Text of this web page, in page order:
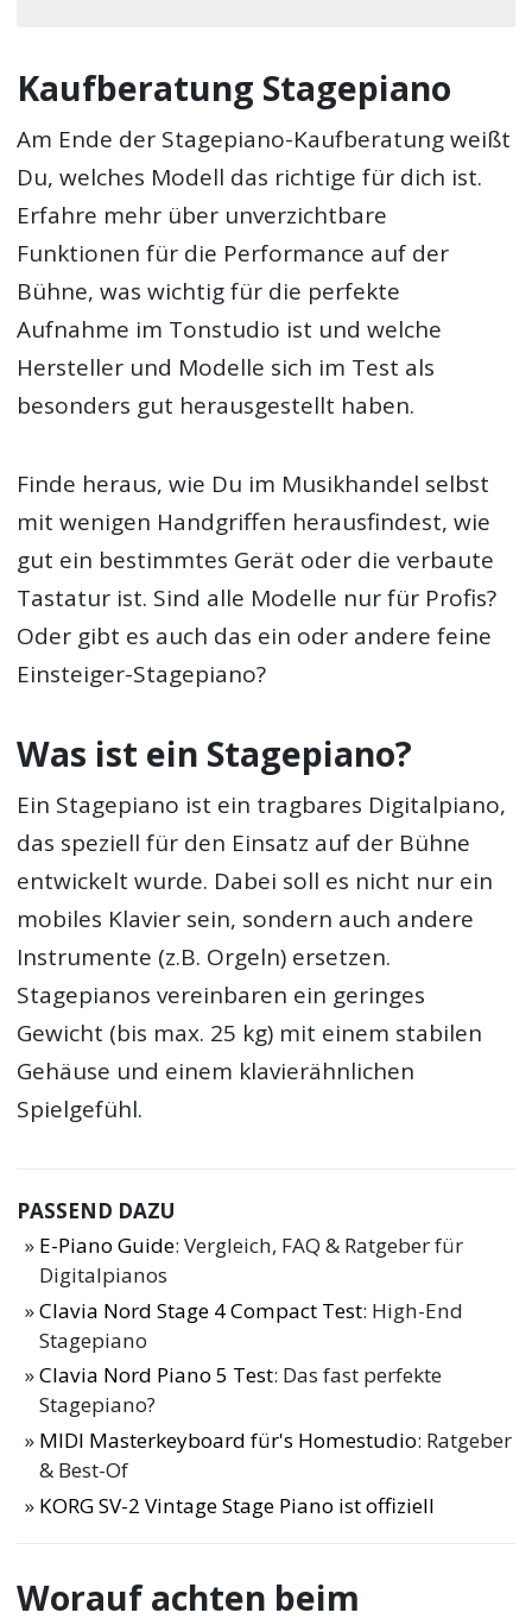
Kaufberatung Stagepiano
Am Ende der Stagepiano-Kaufberatung weißt
Du, welches Modell das richtige für dich ist.
Erfahre mehr über unverzichtbare
Funktionen für die Performance auf der
Bühne, was wichtig für die perfekte
Aufnahme im Tonstudio ist und welche
Hersteller und Modelle sich im Test als
besonders gut herausgestellt haben.
Finde heraus, wie Du im Musikhandel selbst
mit wenigen Handgriffen herausfindest, wie
gut ein bestimmtes Gerät oder die verbaute
Tastatur ist. Sind alle Modelle nur für Profis?
Oder gibt es auch das ein oder andere feine
Einsteiger-Stagepiano?
Was ist ein Stagepiano?
Ein Stagepiano ist ein tragbares Digitalpiano,
das speziell für den Einsatz auf der Bühne
entwickelt wurde. Dabei soll es nicht nur ein
mobiles Klavier sein, sondern auch andere
Instrumente (z.B. Orgeln) ersetzen.
Stagepianos vereinbaren ein geringes
Gewicht (bis max. 25 kg) mit einem stabilen
Gehäuse und einem klavierähnlichen
Spielgefühl.
PASSEND DAZU
E-Piano Guide: Vergleich, FAQ & Ratgeber für
Digitalpianos
Clavia Nord Stage 4 Compact Test: High-End
Stagepiano
Clavia Nord Piano 5 Test: Das fast perfekte
Stagepiano?
MIDI Masterkeyboard für's Homestudio: Ratgeber
& Best-Of
KORG SV-2 Vintage Stage Piano ist offiziell
Worauf achten beim